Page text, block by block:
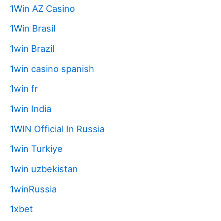
1Win AZ Casino
1Win Brasil
1win Brazil
1win casino spanish
1win fr
1win India
1WIN Official In Russia
1win Turkiye
1win uzbekistan
1winRussia
1xbet